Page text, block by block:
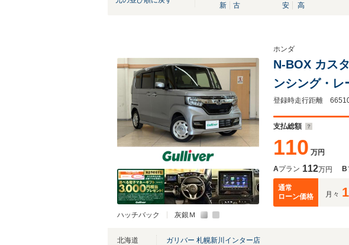
新
古
安
高
ハッチバック 灰銀Ｍ
ホンダ
N-BOX カス
ンシング・レ
ルセグTV・
アリングスイ
支払総額
110 万円
Aプラン 112万円 B
通常
ローン価格
月々
北海道
ガリバー 札幌新川インター店